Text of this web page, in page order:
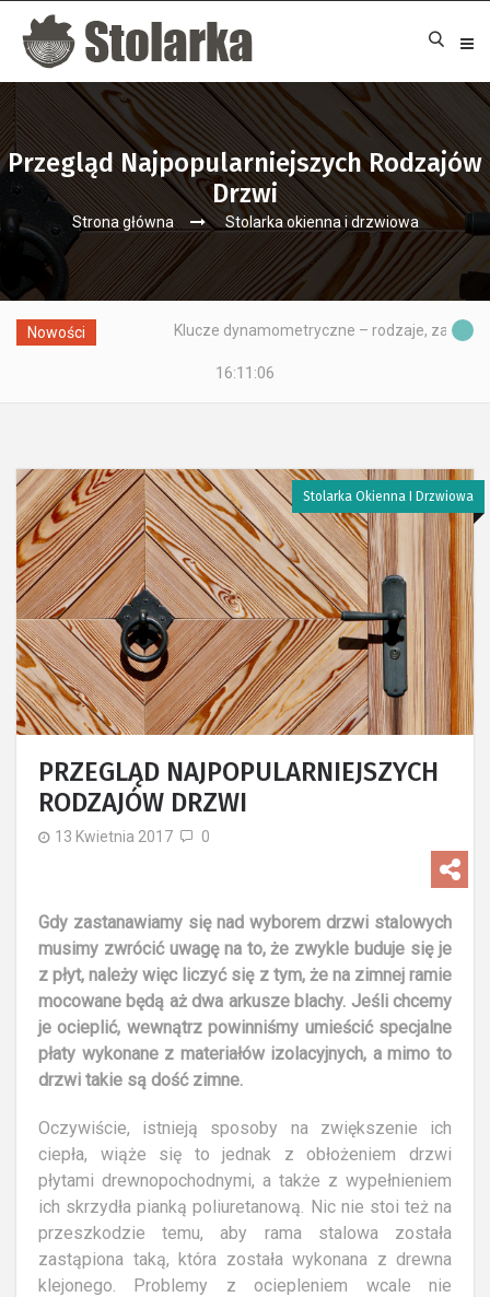
Przegląd Najpopularniejszych Rodzajów
Drzwi
Strona główna Stolarka okienna i drzwiowa
NowościKlucze dynamometryczne – rodzaje, zastosowania i jak
16:11:07
Stolarka Okienna I Drzwiowa
PRZEGLĄD NAJPOPULARNIEJSZYCH
RODZAJÓW DRZWI
13 Kwietnia 2017 0
Gdy zastanawiamy się nad wyborem drzwi stalowych
musimy zwrócić uwagę na to, że zwykle buduje się je
z płyt, należy więc liczyć się z tym, że na zimnej ramie
mocowane będą aż dwa arkusze blachy. Jeśli chcemy
je ocieplić, wewnątrz powinniśmy umieścić specjalne
płaty wykonane z materiałów izolacyjnych, a mimo to
drzwi takie są dość zimne.
Oczywiście, istnieją sposoby na zwiększenie ich
ciepła, wiąże się to jednak z obłożeniem drzwi
płytami drewnopochodnymi, a także z wypełnieniem
ich skrzydła pianką poliuretanową. Nic nie stoi też na
przeszkodzie temu, aby rama stalowa została
zastąpiona taką, która została wykonana z drewna
klejonego. Problemy z ociepleniem wcale nie